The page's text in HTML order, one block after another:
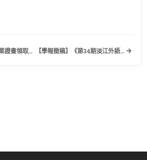
108學年度第2學期畢業證書領取流程公告 【學報徵稿】《第34期淡江外語論叢》淡江大學外語學院